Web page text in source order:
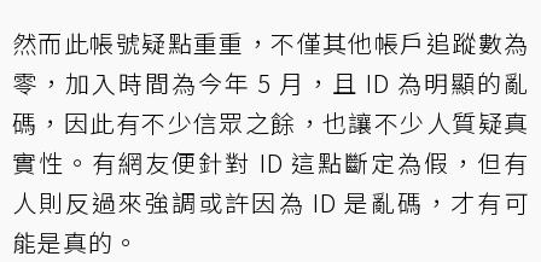
然而此帳號疑點重重，不僅其他帳戶追蹤數為
零，加入時間為今年 5 月，且 ID 為明顯的亂
碼，因此有不少信眾之餘，也讓不少人質疑真
實性。有網友便針對 ID 這點斷定為假，但有
人則反過來強調或許因為 ID 是亂碼，才有可
能是真的。